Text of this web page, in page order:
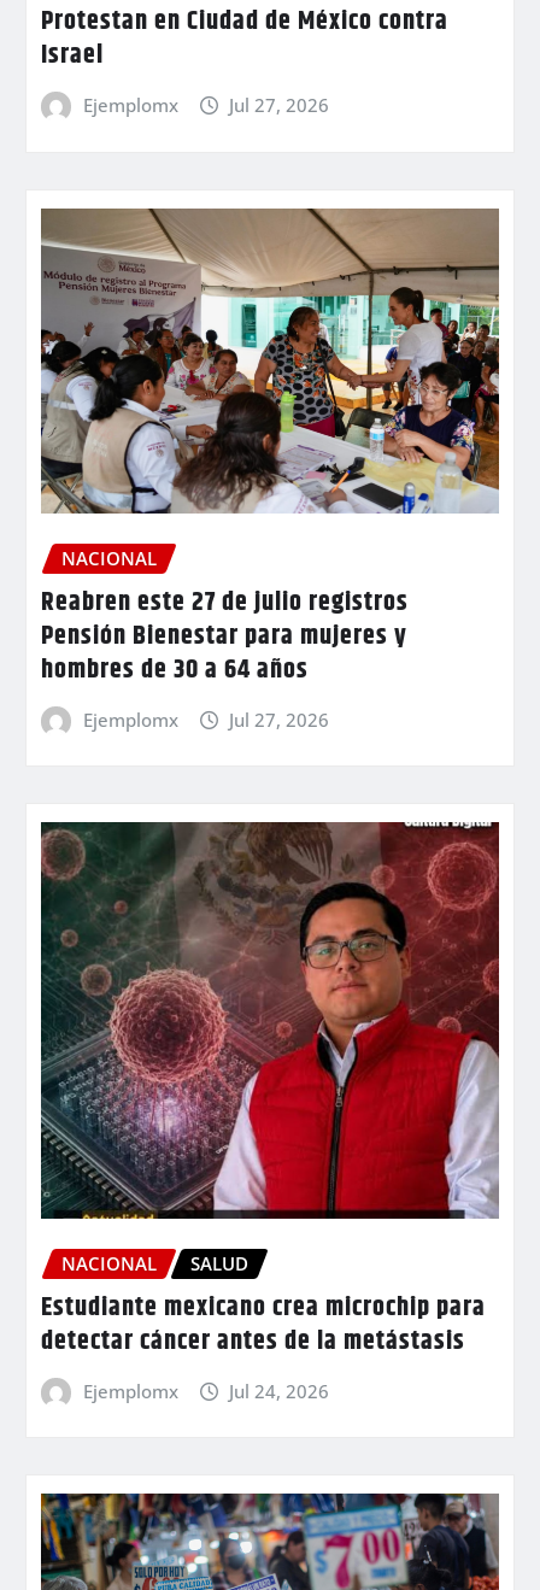
Protestan en Ciudad de México contra
Israel
Ejemplomx Jul 27, 2026
NACIONAL
Reabren este 27 de julio registros
Pensión Bienestar para mujeres y
hombres de 30 a 64 años
Ejemplomx Jul 27, 2026
NACIONAL SALUD
Estudiante mexicano crea microchip para
detectar cáncer antes de la metástasis
Ejemplomx Jul 24, 2026